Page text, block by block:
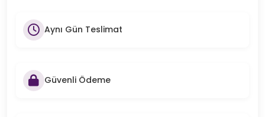
Aynı Gün Teslimat
Güvenli Ödeme